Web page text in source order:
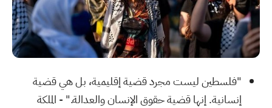
"فلسطين ليست مجرد قضية إقليمية، بل هي قضية
إنسانية. إنها قضية حقوق الإنسان والعدالة." - الملكة